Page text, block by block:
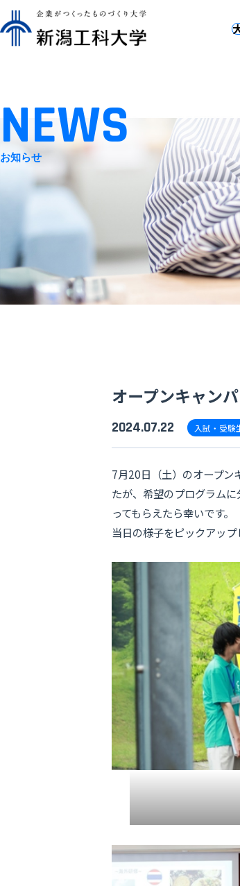
NEWS
お知らせ
オープンキャン
2024.07.22 入試・受験
7月20日（土）のオープン
たが、希望のプログラム
ってもらえたら幸いです。
当日の様子をピックアップ